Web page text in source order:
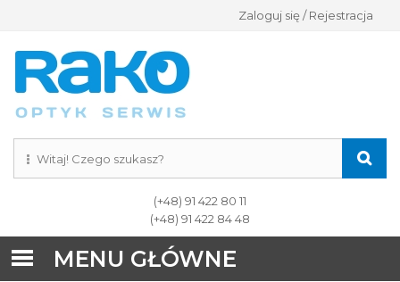
Zaloguj się / Rejestracja
(+48) 91 422 80 11
(+48) 91 422 84 48
MENU GŁÓWNE